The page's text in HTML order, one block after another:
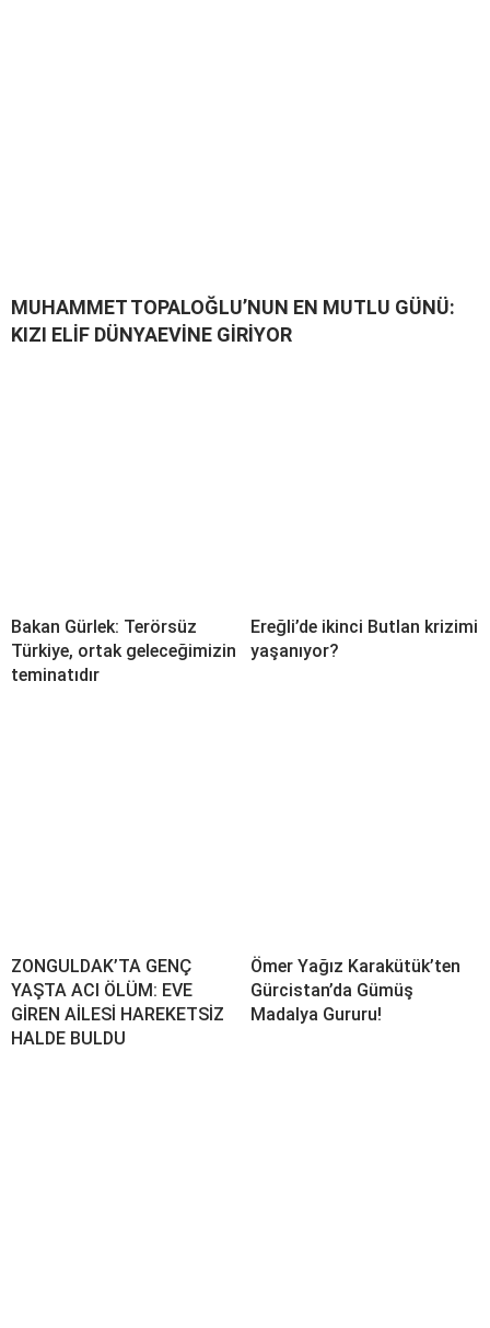
MUHAMMET TOPALOĞLU’NUN EN MUTLU GÜNÜ:
KIZI ELİF DÜNYAEVİNE GİRİYOR
Bakan Gürlek: Terörsüz
Türkiye, ortak geleceğimizin
teminatıdır
Ereğli’de ikinci Butlan krizimi
yaşanıyor?
ZONGULDAK’TA GENÇ
YAŞTA ACI ÖLÜM: EVE
GİREN AİLESİ HAREKETSİZ
HALDE BULDU
Ömer Yağız Karakütük’ten
Gürcistan’da Gümüş
Madalya Gururu!